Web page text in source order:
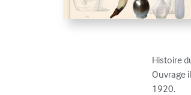
Histoire
Ouvrage
1920.